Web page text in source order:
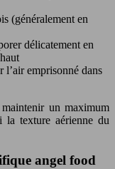
(généralement en
délicatement en
l’air emprisonné dans
un maximum
la texture aérienne du
angel food